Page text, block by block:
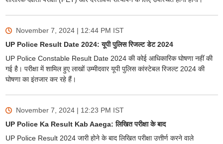
November 7, 2024 | 12:44 PM IST
UP Police Result Date 2024: यूपी पुलिस रिजल्ट डेट 2024
UP Police Constable Result Date 2024 की कोई आधिकारिक घोषणा नहीं की
गई है। परीक्षा में शामिल हुए लाखों उम्मीदवार यूपी पुलिस कांस्टेबल रिजल्ट 2024 की
घोषणा का इंतजार कर रहे हैं।
November 7, 2024 | 12:23 PM IST
UP Police Ka Result Kab Aaega: लिखित परीक्षा के बाद
UP Police Result 2024 जारी होने के बाद लिखित परीक्षा उत्तीर्ण करने वाले